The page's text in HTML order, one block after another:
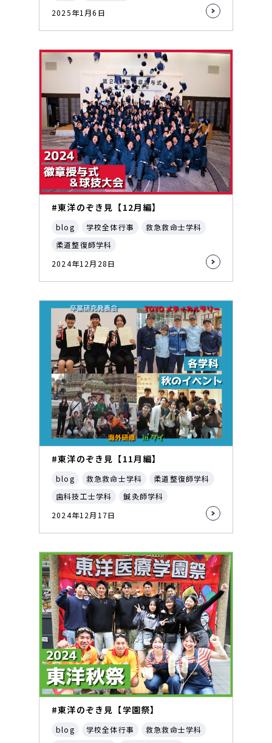
2025年1月6日
#東洋のぞき見【12月編】
blog 学校全体行事
救急救命士学科
柔道整復師学科
2024年12月28日
#東洋のぞき見【11月編】
blog 救急救命士学科
柔道整復師学科
歯科技工士学科
鍼灸師学科
2024年12月17日
#東洋のぞき見【学園祭】
blog 学校全体行事
救急救命士学科